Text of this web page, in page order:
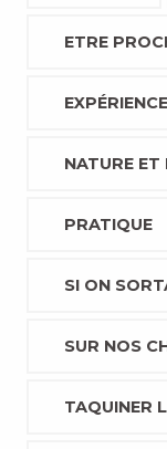
ETRE
NATURE ET
PRATIQUE
SI ON
SUR NOS
TAQUINER